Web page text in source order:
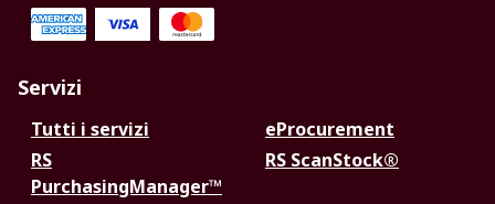
Servizi
Tutti i servizi
eProcurement
RS
PurchasingManager™
RS ScanStock®